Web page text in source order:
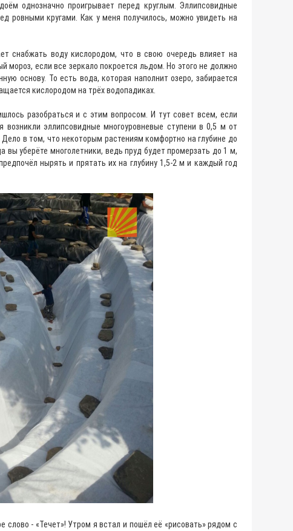
однозначно проигрывает перед круглым. Эллипсовидные
ровными кругами. Как у меня получилось, можно увидеть на
снабжать воду кислородом, что в свою очередь влияет на
мороз, если все зеркало покроется льдом. Но этого не должно
основу. То есть вода, которая наполнит озеро, забирается
кислородом на трёх водопадиках.
разобраться и с этим вопросом. И тут совет всем, если
эллипсовидные многоуровневые ступени в 0,5 м от
в том, что некоторым растениям комфортно на глубине до
вы уберёте многолетники, ведь пруд будет промерзать до 1 м,
нырять и прятать их на глубину 1,5-2 м и каждый год
- «Течет»! Утром я встал и пошёл её «рисовать» рядом с